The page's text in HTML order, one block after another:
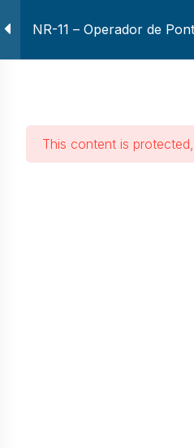
ao Site Atuar
de
NR-11 – Operador de
This content is